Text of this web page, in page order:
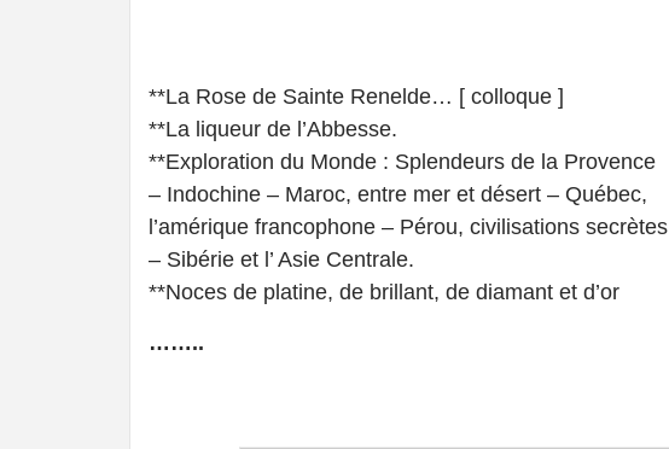
**La Rose de Sainte Renelde… [ colloque ]
**La liqueur de l’Abbesse.
**Exploration du Monde : Splendeurs de la Provence
– Indochine – Maroc, entre mer et désert – Québec,
l’amérique francophone – Pérou, civilisations secrètes
– Sibérie et l’ Asie Centrale.
**Noces de platine, de brillant, de diamant et d’or
……..